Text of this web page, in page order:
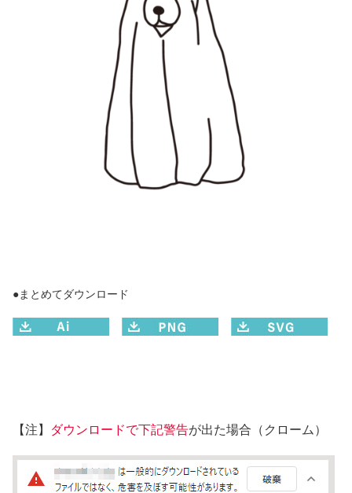
●まとめてダウンロード
【注】 ダウンロードで下記警告が出た場合（クローム）